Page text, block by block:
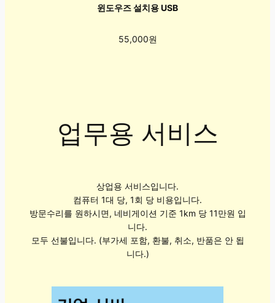
윈도우즈 설치용 USB
55,000원
업무용 서비스
상업용 서비스입니다.
컴퓨터 1대 당, 1회 당 비용입니다.
방문수리를 원하시면, 네비게이션 기준 1km 당 11만원 입
니다.
모두 선불입니다. (부가세 포함, 환불, 취소, 반품은 안 됩
니다.)